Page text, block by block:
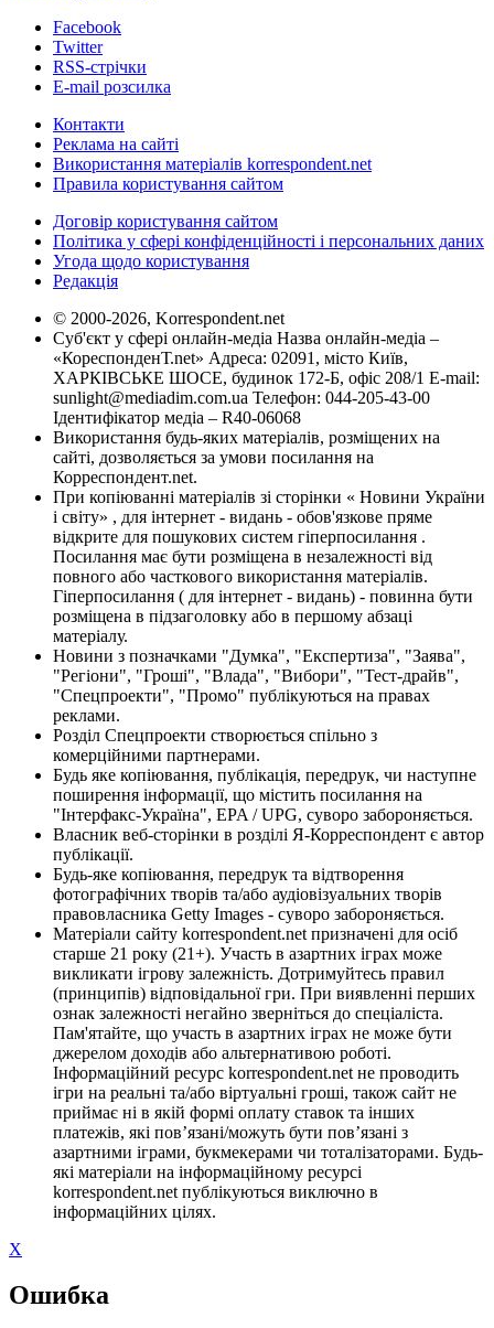
Facebook
Twitter
RSS-стрічки
E-mail розсилка
Контакти
Реклама на сайті
Використання матеріалів korrespondent.net
Правила користування сайтом
Договір користування сайтом
Політика у сфері конфіденційності і персональних даних
Угода щодо користування
Редакція
© 2000-2026, Korrespondent.net
Суб'єкт у сфері онлайн-медіа Назва онлайн-медіа –
«КореспонденТ.net» Адреса: 02091, місто Київ,
ХАРКІВСЬКЕ ШОСЕ, будинок 172-Б, офіс 208/1 E-mail:
sunlight@mediadim.com.ua Телефон: 044-205-43-00
Ідентифікатор медіа – R40-06068
Використання будь-яких матеріалів, розміщених на
сайті, дозволяється за умови посилання на
Корреспондент.net.
При копіюванні матеріалів зі сторінки « Новини України
і світу» , для інтернет - видань - обов'язкове пряме
відкрите для пошукових систем гіперпосилання .
Посилання має бути розміщена в незалежності від
повного або часткового використання матеріалів.
Гіперпосилання ( для інтернет - видань) - повинна бути
розміщена в підзаголовку або в першому абзаці
матеріалу.
Новини з позначками "Думка", "Експертиза", "Заява",
"Регіони", "Гроші", "Влада", "Вибори", "Тест-драйв",
"Спецпроекти", "Промо" публікуються на правах
реклами.
Розділ Спецпроекти створюється спільно з
комерційними партнерами.
Будь яке копіювання, публікація, передрук, чи наступне
поширення інформації, що містить посилання на
"Інтерфакс-Україна", EPA / UPG, суворо забороняється.
Власник веб-сторінки в розділі Я-Корреспондент є автор
публікації.
Будь-яке копіювання, передрук та відтворення
фотографічних творів та/або аудіовізуальних творів
правовласника Getty Images - суворо забороняється.
Матеріали сайту korrespondent.net призначені для осіб
старше 21 року (21+). Участь в азартних іграх може
викликати ігрову залежність. Дотримуйтесь правил
(принципів) відповідальної гри. При виявленні перших
ознак залежності негайно зверніться до спеціаліста.
Пам'ятайте, що участь в азартних іграх не може бути
джерелом доходів або альтернативою роботі.
Інформаційний ресурс korrespondent.net не проводить
ігри на реальні та/або віртуальні гроші, також сайт не
приймає ні в якій формі оплату ставок та інших
платежів, які пов’язані/можуть бути пов’язані з
азартними іграми, букмекерами чи тоталізаторами. Будь-
які матеріали на інформаційному ресурсі
korrespondent.net публікуються виключно в
інформаційних цілях.
X
Ошибка